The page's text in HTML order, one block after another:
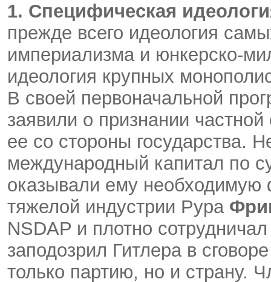
1. Специфическая
прежде всего идеология
империализма и юнкерско-
идеология крупных
В своей первоначальной
заявили о признании
ее со стороны государства.
международный капитал по
оказывали ему необходимую
тяжелой индустрии Рура
NSDAP и плотно
заподозрил Гитлера в
только партию, но и страну.